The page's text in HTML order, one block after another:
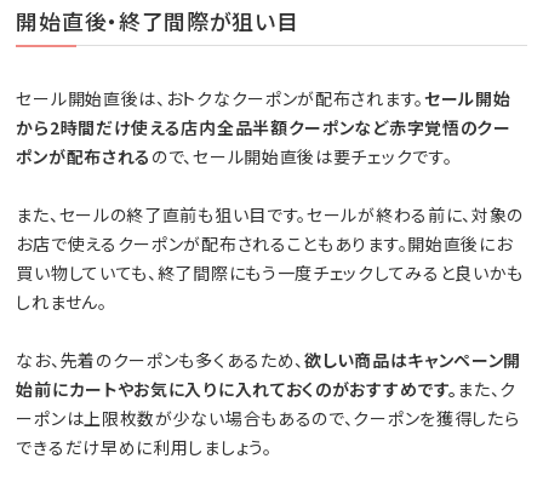
開始直後・終了間際が狙い目
セール開始直後は、おトクなクーポンが配布されます。セール開始
から2時間だけ使える店内全品半額クーポンなど赤字覚悟のクー
ポンが配布される ので、セール開始直後は要チェックです。
また、セールの終了直前も狙い目です。セールが終わる前に、対象の
お店で使えるクーポンが配布されることもあります。開始直後にお
買い物していても、終了間際にもう一度チェックしてみると良いかも
しれません。
なお、先着のクーポンも多くあるため、欲しい商品はキャンペーン開
始前にカートやお気に入りに入れておくのがおすすめです。 また、ク
ーポンは上限枚数が少ない場合もあるので、クーポンを獲得したら
できるだけ早めに利用しましょう。